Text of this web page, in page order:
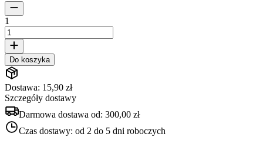
1
Do koszyka
Dostawa: 15,90 zł
Szczegóły dostawy
Darmowa dostawa od: 300,00 zł
Czas dostawy: od 2 do 5 dni roboczych